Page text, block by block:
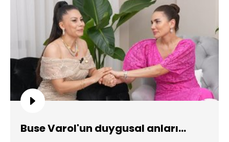
Buse Varol'un duygusal anları...